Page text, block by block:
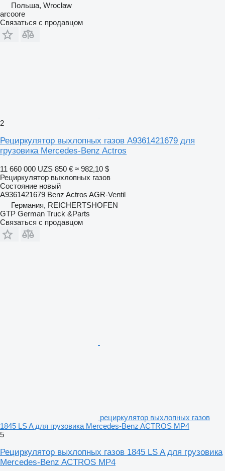
Польша, Wrocław
arcoore
Связаться с продавцом
2
Рециркулятор выхлопных газов A9361421679 для
грузовика Mercedes-Benz Actros
11 660 000 UZS 850 € ≈ 982,10 $
Рециркулятор выхлопных газов
Состояние новый
A9361421679 Benz Actros AGR-Ventil
Германия, REICHERTSHOFEN
GTP German Truck &Parts
Связаться с продавцом
рециркулятор выхлопных газов
1845 LS A для грузовика Mercedes-Benz ACTROS MP4
5
Рециркулятор выхлопных газов 1845 LS A для грузовика
Mercedes-Benz ACTROS MP4